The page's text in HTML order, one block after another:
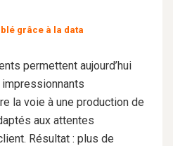
grâce à la data
permettent aujourd’hui
la voie à une production de
aux attentes
Résultat : plus de